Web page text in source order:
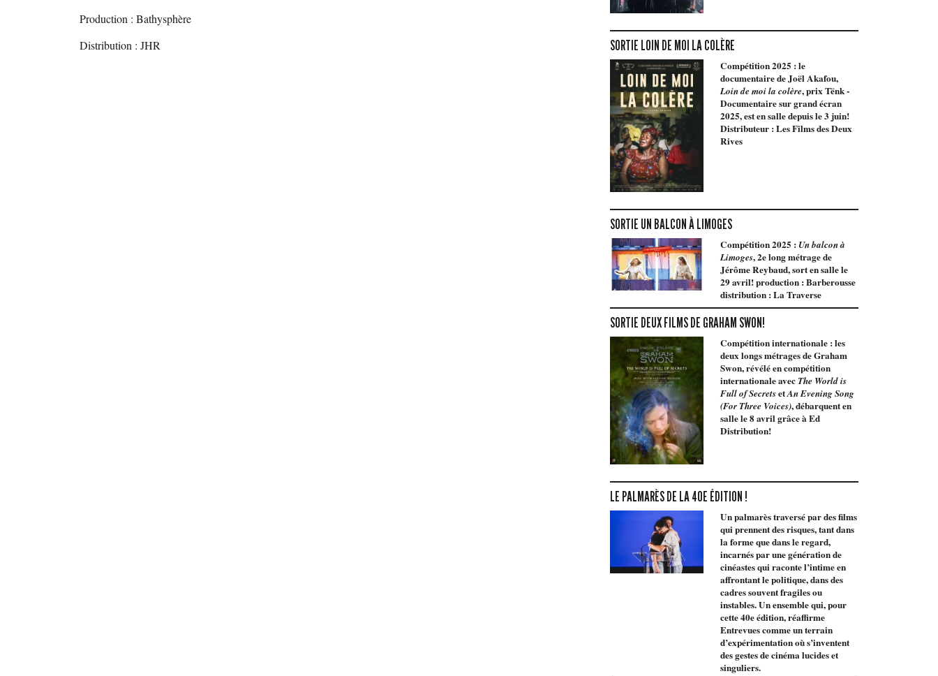
Production : Bathysphère
Distribution : JHR
SORTIE LOIN DE MOI LA COLÈRE
Compétition 2025 : le
documentaire de Joël Akafou,
Loin de moi la colère, prix Tënk -
Documentaire sur grand écran
2025, est en salle depuis le 3 juin!
Distributeur : Les Films des Deux
Rives
SORTIE UN BALCON À LIMOGES
Compétition 2025 : Un balcon à
Limoges, 2e long métrage de
Jérôme Reybaud, sort en salle le
29 avril! production : Barberousse
distribution : La Traverse
SORTIE DEUX FILMS DE GRAHAM SWON!
Compétition internationale : les
deux longs métrages de Graham
Swon, révélé en compétition
internationale avecThe World is
Full of SecretsetAn Evening Song
(For Three Voices), débarquent en
salle le 8 avril grâce à Ed
Distribution!
LE PALMARÈS DE LA 40E ÉDITION !
Un palmarès traversé par des films
qui prennent des risques, tant dans
la forme que dans le regard,
incarnés par une génération de
cinéastes qui raconte l’intime en
affrontant le politique, dans des
cadres souvent fragiles ou
instables. Un ensemble qui, pour
cette 40e édition, réaffirme
Entrevues comme un terrain
d’expérimentation où s’inventent
des gestes de cinéma lucides et
singuliers.